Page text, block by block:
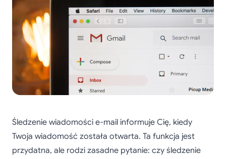
Śledzenie wiadomości e-mail informuje Cię, kiedy
Twoja wiadomość została otwarta. Ta funkcja jest
przydatna, ale rodzi zasadne pytanie: czy śledzenie